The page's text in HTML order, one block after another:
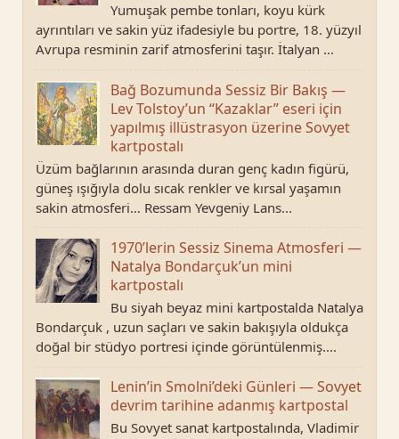
Yumuşak pembe tonları, koyu kürk
ayrıntıları ve sakin yüz ifadesiyle bu portre, 18. yüzyıl
Avrupa resminin zarif atmosferini taşır. İtalyan ...
Bağ Bozumunda Sessiz Bir Bakış —
Lev Tolstoy’un “Kazaklar” eseri için
yapılmış illüstrasyon üzerine Sovyet
kartpostalı
Üzüm bağlarının arasında duran genç kadın figürü,
güneş ışığıyla dolu sıcak renkler ve kırsal yaşamın
sakin atmosferi… Ressam Yevgeniy Lans...
1970’lerin Sessiz Sinema Atmosferi —
Natalya Bondarçuk’un mini
kartpostalı
Bu siyah beyaz mini kartpostalda Natalya
Bondarçuk , uzun saçları ve sakin bakışıyla oldukça
doğal bir stüdyo portresi içinde görüntülenmiş....
Lenin’in Smolni’deki Günleri — Sovyet
devrim tarihine adanmış kartpostal
Bu Sovyet sanat kartpostalında, Vladimir